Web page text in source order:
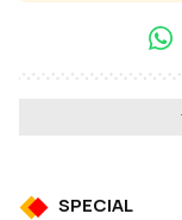
SPECIAL